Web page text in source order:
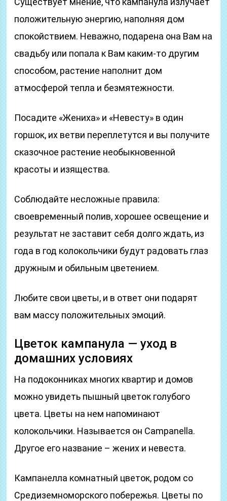
положительную энергию, наполняя дом
спокойствием. Неважно, подарена она Вам на
свадьбу или попала к Вам каким-то другим
способом, растение наполнит дом
атмосферой тепла и безмятежности.
Посадите «Жениха» и «Невесту» в один
горшок, их ветви переплетутся и вы получите
сказочное растение необыкновенной
красоты и изящества.
Соблюдайте несложные правила:
своевременный полив, хорошее освещение и
результат не заставит себя долго ждать, из
года в год колокольчики будут радовать глаз
дружным и обильным цветением.
Любите свои цветы, и в ответ они подарят
вам массу положительных эмоций.
Цветок кампанула — уход в
домашних условиях
На подоконниках многих квартир и домов
можно увидеть пышный цветок голубого
цвета. Цветы на нем напоминают
колокольчики. Называется он Campanella.
Другое его название – жених и невеста.
Кампанелла комнатный цветок, родом со
Средиземноморского побережья. Цветы по